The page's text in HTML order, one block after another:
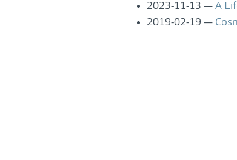
2023-11-13
A
2019-02-19